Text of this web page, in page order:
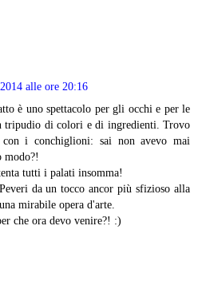
alle ore 20:16
è uno spettacolo per gli occhi e per le
tripudio di colori e di ingredienti. Trovo
con i conchiglioni: sai non avevo mai
modo?!
tutti i palati insomma!
da un tocco ancor più sfizioso alla
mirabile opera d'arte.
che ora devo venire?! :)